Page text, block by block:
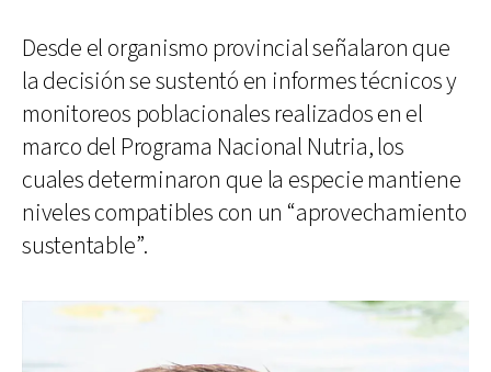
Desde el organismo provincial señalaron que
la decisión se sustentó en informes técnicos y
monitoreos poblacionales realizados en el
marco del Programa Nacional Nutria, los
cuales determinaron que la especie mantiene
niveles compatibles con un “aprovechamiento
sustentable”.